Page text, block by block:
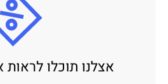
אצלנו תוכלו